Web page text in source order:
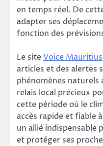
en temps réel. De
adapter ses
fonction des
Le siteVoice Mauritius
articles et des alertes
phénomènes
relais local précieux
cette période où le
accès rapide et fiable
un allié indispensable
et protéger ses